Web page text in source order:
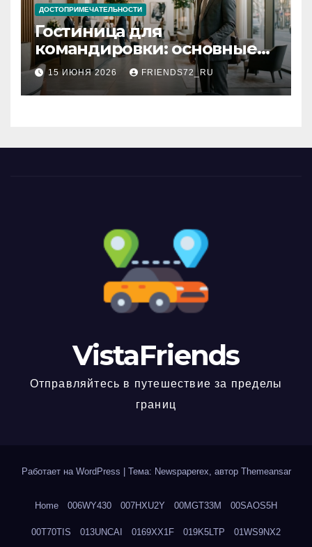
ДОСТОПРИМЕЧАТЕЛЬНОСТИ
Гостиница для
командировки: основные
критерии выбора
15 ИЮНЯ 2026 FRIENDS72_RU
VistaFriends
Отправляйтесь в путешествие за пределы
границ
Работает на WordPress Тема: Newspaperex, автор Themeansar
Home 006WY430 007HXU2Y 00MGT33M 00SAOS5H
00T70TIS 013UNCAI 0169XX1F 019K5LTP 01WS9NX2